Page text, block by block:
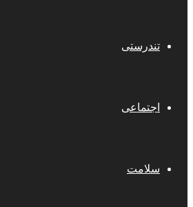
تندرستی
اجتماعی
سلامت